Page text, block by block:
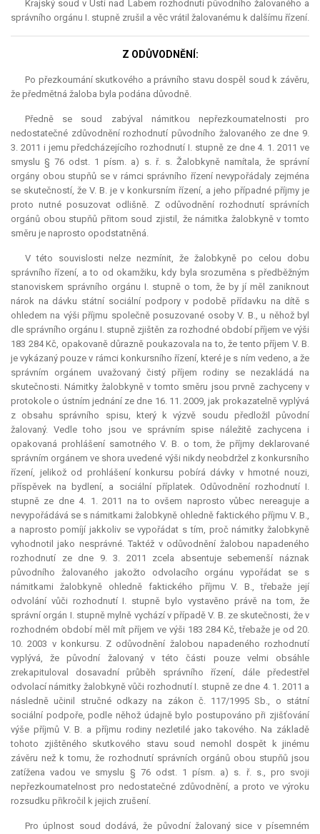
Krajský soud v Ústí nad Labem rozhodnutí původního žalovaného a
správního orgánu I. stupně zrušil a věc vrátil žalovanému k dalšímu řízení.
Z ODŮVODNĚNÍ:
Po přezkoumání skutkového a právního stavu dospěl soud k závěru,
že předmětná žaloba byla podána důvodně.
Předně se soud zabýval námitkou nepřezkoumatelnosti pro
nedostatečné zdůvodnění rozhodnutí původního žalovaného ze dne 9.
3. 2011 i jemu předcházejícího rozhodnutí I. stupně ze dne 4. 1. 2011 ve
smyslu § 76 odst. 1 písm. a) s. ř. s. Žalobkyně namítala, že správní
orgány obou stupňů se v rámci správního řízení nevypořádaly zejména
se skutečností, že V. B. je v konkursním řízení, a jeho případné příjmy je
proto nutné posuzovat odlišně. Z odůvodnění rozhodnutí správních
orgánů obou stupňů přitom soud zjistil, že námitka žalobkyně v tomto
směru je naprosto opodstatněná.
V této souvislosti nelze nezmínit, že žalobkyně po celou dobu
správního řízení, a to od okamžiku, kdy byla srozuměna s předběžným
stanoviskem správního orgánu I. stupně o tom, že by jí měl zaniknout
nárok na dávku státní sociální podpory v podobě přídavku na dítě s
ohledem na výši příjmu společně posuzované osoby V. B., u něhož byl
dle správního orgánu I. stupně zjištěn za rozhodné období příjem ve výši
183 284 Kč, opakovaně důrazně poukazovala na to, že tento příjem V. B.
je vykázaný pouze v rámci konkursního řízení, které je s ním vedeno, a že
správním orgánem uvažovaný čistý příjem rodiny se nezakládá na
skutečnosti. Námitky žalobkyně v tomto směru jsou prvně zachyceny v
protokole o ústním jednání ze dne 16. 11. 2009, jak prokazatelně vyplývá
z obsahu správního spisu, který k výzvě soudu předložil původní
žalovaný. Vedle toho jsou ve správním spise náležitě zachycena i
opakovaná prohlášení samotného V. B. o tom, že příjmy deklarované
správním orgánem ve shora uvedené výši nikdy neobdržel z konkursního
řízení, jelikož od prohlášení konkursu pobírá dávky v hmotné nouzi,
příspěvek na bydlení, a sociální příplatek. Odůvodnění rozhodnutí I.
stupně ze dne 4. 1. 2011 na to ovšem naprosto vůbec nereaguje a
nevypořádává se s námitkami žalobkyně ohledně faktického příjmu V. B.,
a naprosto pomíjí jakkoliv se vypořádat s tím, proč námitky žalobkyně
vyhodnotil jako nesprávné. Taktéž v odůvodnění žalobou napadeného
rozhodnutí ze dne 9. 3. 2011 zcela absentuje sebemenší náznak
původního žalovaného jakožto odvolacího orgánu vypořádat se s
námitkami žalobkyně ohledně faktického příjmu V. B., třebaže její
odvolání vůči rozhodnutí I. stupně bylo vystavěno právě na tom, že
správní orgán I. stupně mylně vychází v případě V. B. ze skutečnosti, že v
rozhodném období měl mít příjem ve výši 183 284 Kč, třebaže je od 20.
10. 2003 v konkursu. Z odůvodnění žalobou napadeného rozhodnutí
vyplývá, že původní žalovaný v této části pouze velmi obsáhle
zrekapituloval dosavadní průběh správního řízení, dále předestřel
odvolací námitky žalobkyně vůči rozhodnutí I. stupně ze dne 4. 1. 2011 a
následně učinil stručné odkazy na zákon č. 117/1995 Sb., o státní
sociální podpoře, podle něhož údajně bylo postupováno při zjišťování
výše příjmů V. B. a příjmu rodiny nezletilé jako takového. Na základě
tohoto zjištěného skutkového stavu soud nemohl dospět k jinému
závěru než k tomu, že rozhodnutí správních orgánů obou stupňů jsou
zatížena vadou ve smyslu § 76 odst. 1 písm. a) s. ř. s., pro svoji
nepřezkoumatelnost pro nedostatečné zdůvodnění, a proto ve výroku
rozsudku přikročil k jejich zrušení.
Pro úplnost soud dodává, že původní žalovaný sice v písemném